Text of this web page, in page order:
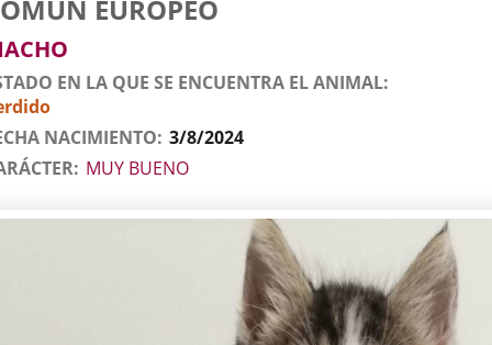
EUROPEO
EN LA QUE SE ENCUENTRA EL ANIMAL
NACIMIENTO 3/8/2024
MUY BUENO